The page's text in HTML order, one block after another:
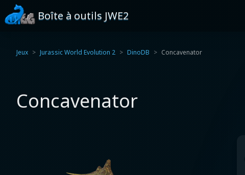
Boîte à outils JWE2
Jeux Jurassic World Evolution 2 DinoDB Concavenator
Concavenator